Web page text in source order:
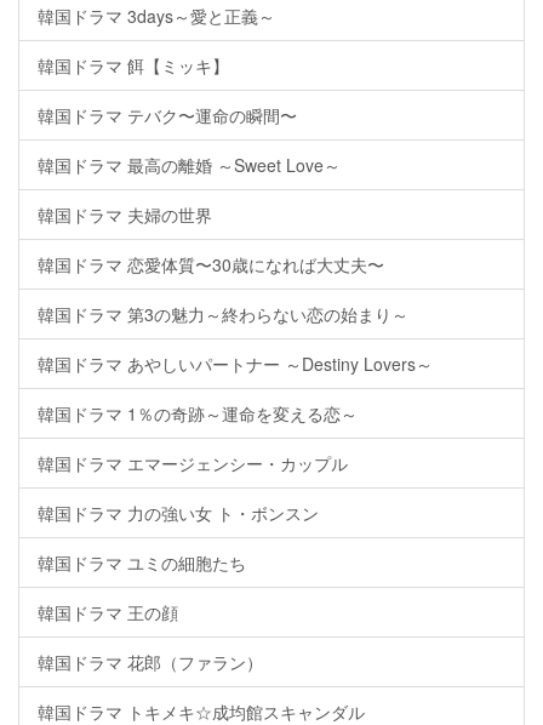
韓国ドラマ 3days～愛と正義～
韓国ドラマ 餌【ミッキ】
韓国ドラマ テバク〜運命の瞬間〜
韓国ドラマ 最高の離婚 ～Sweet Love～
韓国ドラマ 夫婦の世界
韓国ドラマ 恋愛体質〜30歳になれば大丈夫〜
韓国ドラマ 第3の魅力～終わらない恋の始まり～
韓国ドラマ あやしいパートナー ～Destiny Lovers～
韓国ドラマ 1％の奇跡～運命を変える恋～
韓国ドラマ エマージェンシー・カップル
韓国ドラマ 力の強い女 ト・ボンスン
韓国ドラマ ユミの細胞たち
韓国ドラマ 王の顔
韓国ドラマ 花郎（ファラン）
韓国ドラマ トキメキ☆成均館スキャンダル